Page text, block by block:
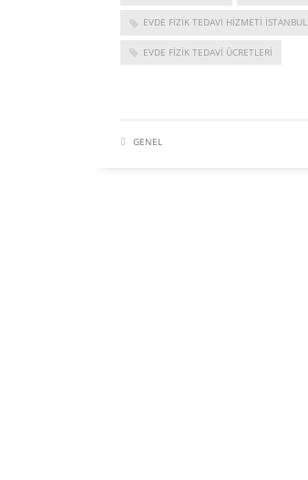
EVDE FIZIK TEDAVI HIZMETI ISTANBUL
EVDE FIZIK TEDAVI ÜCRETLERI
GENEL